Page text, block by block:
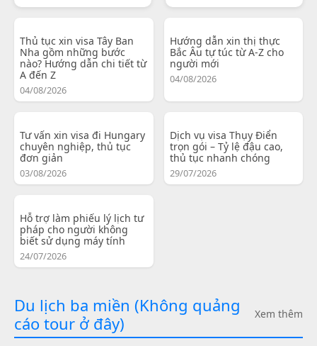
Thủ tục xin visa Tây Ban
Nha gồm những bước
nào? Hướng dẫn chi tiết từ
A đến Z
04/08/2026
Hướng dẫn xin thị thực
Bắc Âu tự túc từ A-Z cho
người mới
04/08/2026
Tư vấn xin visa đi Hungary
chuyên nghiệp, thủ tục
đơn giản
03/08/2026
Dịch vụ visa Thụy Điển
trọn gói – Tỷ lệ đậu cao,
thủ tục nhanh chóng
29/07/2026
Hỗ trợ làm phiếu lý lịch tư
pháp cho người không
biết sử dụng máy tính
24/07/2026
Du lịch ba miền (Không quảng
cáo tour ở đây)
Xem thêm